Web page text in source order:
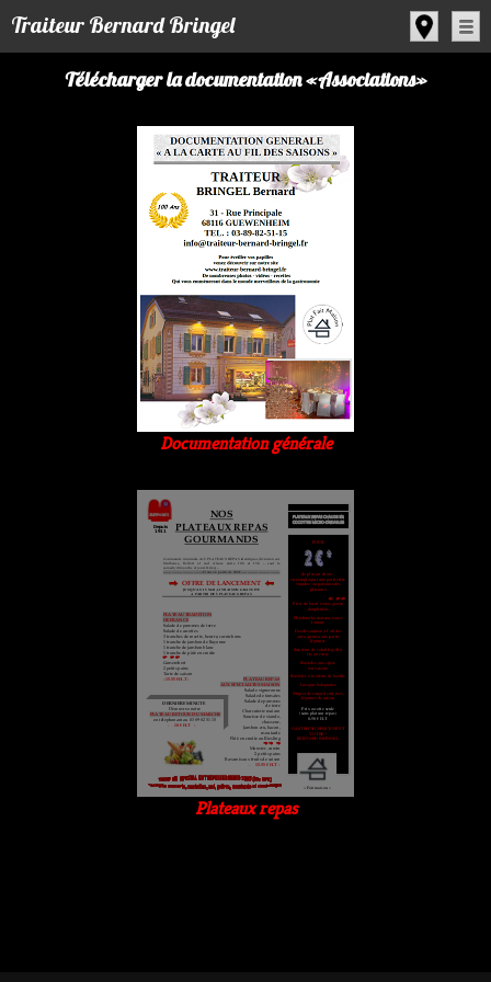
Traiteur Bernard Bringel
Télécharger la documentation «Associations»
Documentation générale
Plateaux repas
Panneau de gestion des cookies